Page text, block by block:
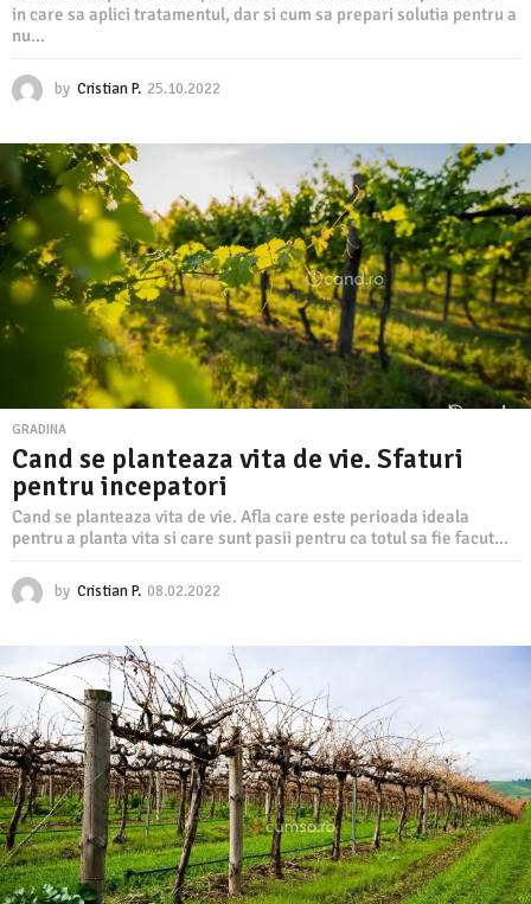
in care sa aplici tratamentul, dar si cum sa prepari solutia pentru a
nu...
by Cristian P. 25.10.2022
.
2
0
2
2
GRADINA
Cand se planteaza vita de vie. Sfaturi
pentru incepatori
Cand se planteaza vita de vie. Afla care este perioada ideala
pentru a planta vita si care sunt pasii pentru ca totul sa fie facut...
by Cristian P. 08.02.2022
0
2
.
2
0
2
2